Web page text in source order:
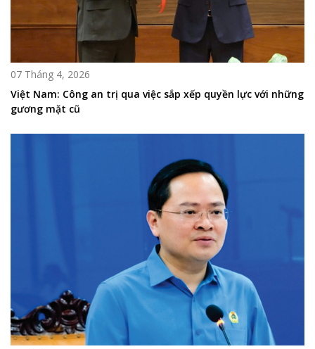
07 Tháng 4, 2026
Việt Nam: Công an trị qua việc sắp xếp quyền lực với những
gương mặt cũ